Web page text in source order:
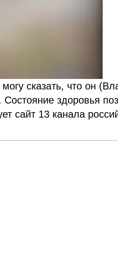
сказать, что он
здоровья
сайт 13 канала